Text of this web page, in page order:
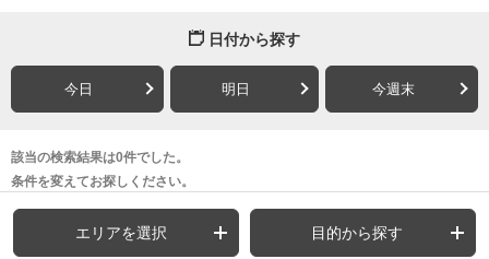
日付から探す
今日 明日 今週末
該当の検索結果は0件でした。
条件を変えてお探しください。
エリアを選択 目的から探す